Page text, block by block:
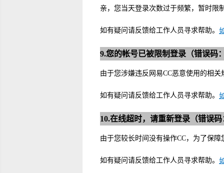
亲，您当天登录次数过于频繁，暂时限
如有疑问请反馈给工作人员寻求帮助。
9.您的帐号已被限制登录（错误码
由于您涉嫌违反网易CC恶意使用的相
如有疑问请反馈给工作人员寻求帮助。
10.在线超时，请重新登录（错误码
由于您较长时间没有操作CC，为了保
如有疑问请反馈给工作人员寻求帮助。